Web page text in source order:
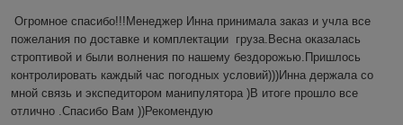
Огромное спасибо!!!Менеджер Инна принимала заказ и учла все
пожелания по доставке и комплектации  груза.Весна оказалась
строптивой и были волнения по нашему бездорожью.Пришлось
контролировать каждый час погодных условий)))Инна держала со
мной связь и экспедитором манипулятора )В итоге прошло все
отлично .Спасибо Вам ))Рекомендую